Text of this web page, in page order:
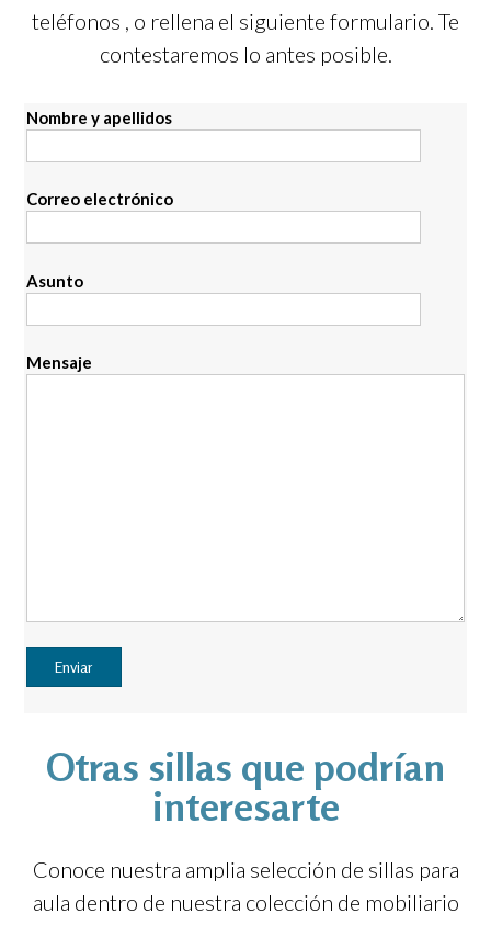
teléfonos , o rellena el siguiente formulario. Te
contestaremos lo antes posible.
Nombre y apellidos
Correo electrónico
Asunto
Mensaje
Otras sillas que podrían
interesarte
Conoce nuestra amplia selección de sillas para
aula dentro de nuestra colección de mobiliario